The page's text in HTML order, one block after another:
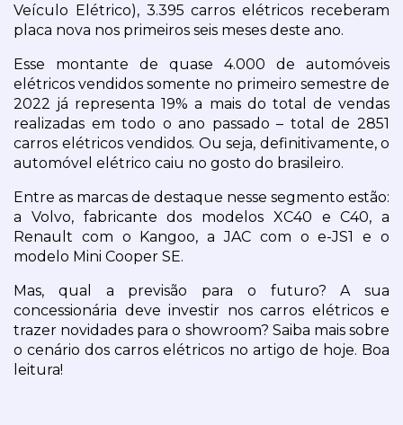
Veículo Elétrico), 3.395 carros elétricos receberam
placa nova nos primeiros seis meses deste ano.
Esse montante de quase 4.000 de automóveis
elétricos vendidos somente no primeiro semestre de
2022 já representa 19% a mais do total de vendas
realizadas em todo o ano passado – total de 2851
carros elétricos vendidos. Ou seja, definitivamente, o
automóvel elétrico caiu no gosto do brasileiro.
Entre as marcas de destaque nesse segmento estão:
a Volvo, fabricante dos modelos XC40 e C40, a
Renault com o Kangoo, a JAC com o e-JS1 e o
modelo Mini Cooper SE.
Mas, qual a previsão para o futuro? A sua
concessionária deve investir nos carros elétricos e
trazer novidades para o showroom? Saiba mais sobre
o cenário dos carros elétricos no artigo de hoje. Boa
leitura!